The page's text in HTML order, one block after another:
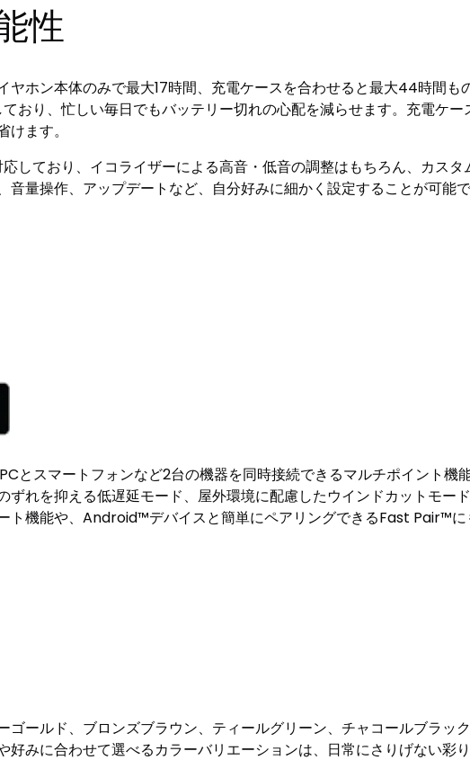
性
ホン本体のみで最大17時間、充電ケースを合わせると最大44時間も
おり、忙しい毎日でもバッテリー切れの心配を減らせます。充電ケ
ます。
ており、イコライザーによる高音・低音の調整はもちろん、カスタ
量操作、アップデートなど、自分好みに細かく設定することが可能で
とスマートフォンなど2台の機器を同時接続できるマルチポイント機
れを抑える低遅延モード、屋外環境に配慮したウインドカットモー
ト機能や、Android™デバイスと簡単にペアリングできるFast Pair™に
ゴールド、ブロンズブラウン、ティールグリーン、チャコールブラッ
みに合わせて選べるカラーバリエーションは、日常にさりげない彩